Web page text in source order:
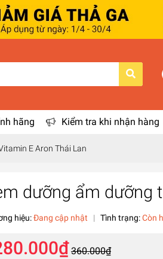
hãng Kiểm tra khi nhận hàng
E Aron Thái Lan
dưỡng ẩm dưỡng
hiệu:Đang cập nhật | Tình trạng:Còn
360.000₫